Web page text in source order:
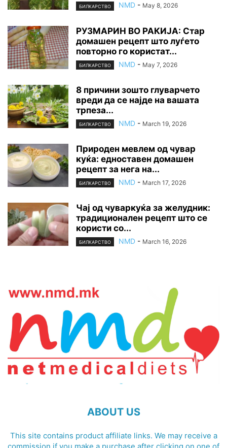
БИЛКАРСТВО NMD - May 8, 2026
РУЗМАРИН ВО РАКИЈА: Стар
домашен рецепт што луѓето
повторно го користат...
БИЛКАРСТВО NMD - May 7, 2026
8 причини зошто глуварчето
вреди да се најде на вашата
трпеза...
БИЛКАРСТВО NMD - March 19, 2026
Природен мевлем од чувар
куќа: едноставен домашен
рецепт за нега на...
БИЛКАРСТВО NMD - March 17, 2026
Чај од чуваркуќа за желудник:
традиционален рецепт што се
користи со...
БИЛКАРСТВО NMD - March 16, 2026
ABOUT US
This site contains product affiliate links. We may receive a